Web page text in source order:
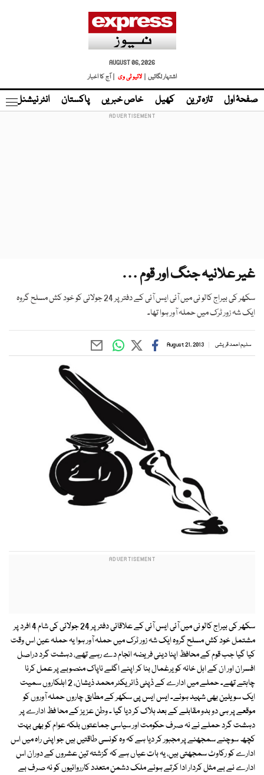
AUGUST 06, 2026
اشتہار لگائیں |
لائیو ٹی وی | آج کا اخبار
صفحۂ اول تازہ ترین کھیل خاص خبریں پاکستان انٹر نیشنل
غیر علانیہ جنگ اور قوم …
سکھر کی بیراج کالو نی میں آئی ایس آئی کے دفتر پر 24 جولائی کو خود کش مسلح گروہ
ایک شہ زور ٹرک میں حملہ آور ہوا تھا۔
سلیم احمد قریشی August 21, 2013
سکھر کی بیراج کالو نی میں آئی ایس آئی کے علاقائی دفتر پر 24 جولائی کی شام 4 افرد پر
مشتمل خود کش مسلح گروہ ایک شہ زور ٹرک میں حملہ آور ہوا یہ حملہ عین اس وقت
کیا گیا جب قوم کے محافظ اپنا دینی فریضہ انجام دے رہے تھے، دہشت گرد دراصل
افسران اور ان کے اہل خانہ کو یرغمال بنا کر اپنے اگلے ناپاک منصوبے پر عمل کرنا
چاہتے تھے۔ حملے میں ادارے کے ڈپٹی ڈائریکٹر محمد ذیشان، 2 اہلکاروں سمیت
ایک سویلین بھی شہید ہوئے۔ ایس ایس پی سکھر کے مطابق چاروں حملہ آوروں کو
موقعے پر ہی دو بدو مقابلے کے بعد ہلاک کر دیا گیا ۔ وطن عزیز کے محا فظ ادارے پر
دہشت گرد حملے نے نہ صرف حکومت اور سیاسی جماعتوں بلکہ عوام کو بھی بہت
کچھ سوچنے سمجھنے پر مجبور کر دیا ہے کہ وہ کونسی طاقتیں ہیں جو اپنی راہ میں اس
ادارے کو رکاوٹ سمجھتی ہیں، یہ بات عیاں ہے کہ گزشتہ تین عشروں کے دوران اس
ادارے نے بے مثل کردار ادا کرتے ہوئے ملک دشمن متعدد کارروائیوں کو نہ صرف بے